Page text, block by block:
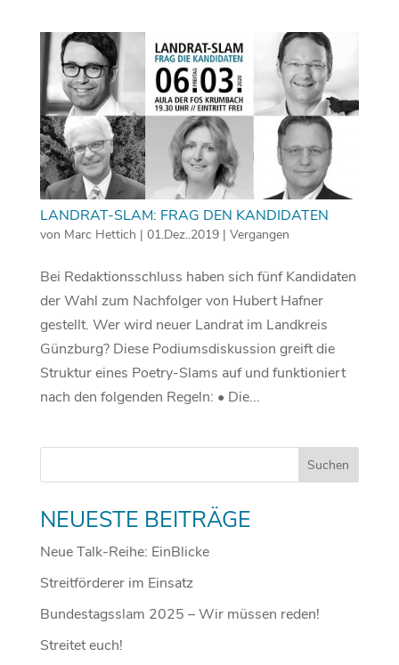
LANDRAT-SLAM: FRAG DEN KANDIDATEN
von Marc Hettich | 01.Dez..2019| Vergangen
Bei Redaktionsschluss haben sich fünf Kandidaten
der Wahl zum Nachfolger von Hubert Hafner
gestellt. Wer wird neuer Landrat im Landkreis
Günzburg? Diese Podiumsdiskussion greift die
Struktur eines Poetry-Slams auf und funktioniert
nach den folgenden Regeln: • Die...
NEUESTE BEITRÄGE
Neue Talk-Reihe: EinBlicke
Streitförderer im Einsatz
Bundestagsslam 2025 – Wir müssen reden!
Streitet euch!